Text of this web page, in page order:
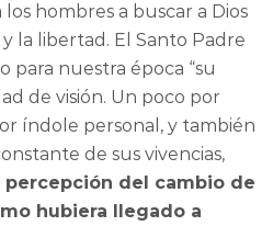
hombres a buscar a Dios
la libertad. El Santo Padre
nuestra época “su
de visión. Un poco por
índole personal, y también
de sus vivencias,
del cambio de
hubiera llegado a